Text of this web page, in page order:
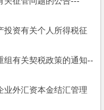
资有关个人所得税征
有关契税政策的通知--
外汇资本金结汇管理